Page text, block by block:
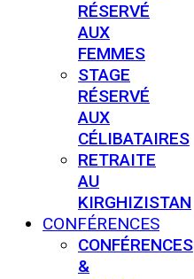
RÉSERVÉ
AUX
FEMMES
STAGE
RÉSERVÉ
AUX
CÉLIBATAIRES
RETRAITE
AU
KIRGHIZISTAN
CONFÉRENCES
CONFÉRENCES
&